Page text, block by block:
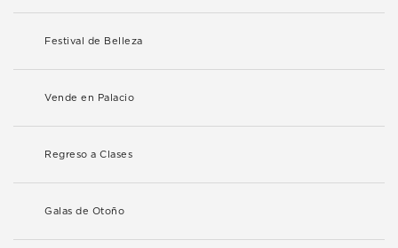
Festival de Belleza
Vende en Palacio
Regreso a Clases
Galas de Otoño